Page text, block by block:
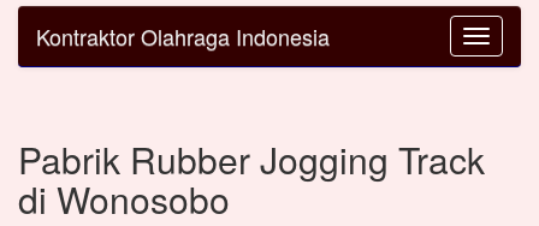
Toggle
Kontraktor Olahraga Indonesia
Pabrik Rubber Jogging Track
di Wonosobo